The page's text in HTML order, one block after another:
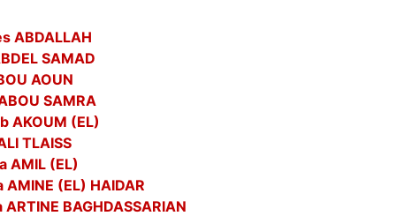
ABDALLAH
SAMAD
AOUN
SAMRA
AKOUM (EL)
TLAISS
AMIL (EL)
AMINE (EL) HAIDAR
ARTINE BAGHDASSARIAN